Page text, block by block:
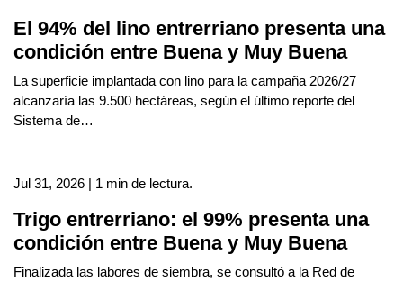
El 94% del lino entrerriano presenta una
condición entre Buena y Muy Buena
La superficie implantada con lino para la campaña 2026/27
alcanzaría las 9.500 hectáreas, según el último reporte del
Sistema de…
Jul 31, 2026 | 1 min de lectura.
Trigo entrerriano: el 99% presenta una
condición entre Buena y Muy Buena
Finalizada las labores de siembra, se consultó a la Red de